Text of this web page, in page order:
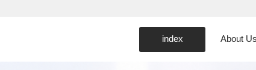
index About Us